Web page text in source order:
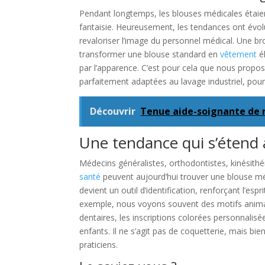
Pendant longtemps, les blouses médicales
fantaisie. Heureusement, les tendances ont
revaloriser l’image du personnel médical. Une
transformer une blouse standard envêtement
par l’apparence. C’est pour cela que nous
parfaitement adaptées au lavage industriel,
Découvrir Tenue aide-soignante de
Une tendance qui
Médecins généralistes, orthodontistes,
santé peuvent aujourd’hui trouver une blouse
devient un outil d’identification, renforçant
exemple, nous voyons souvent des motifs
dentaires, les inscriptions colorées
enfants. Il ne s’agit pas de coquetterie, mais
praticiens.